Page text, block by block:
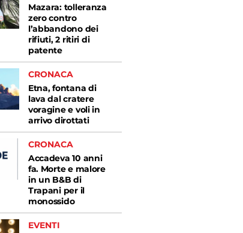
Mazara: tolleranza
zero contro
l’abbandono dei
rifiuti, 2 ritiri di
patente
CRONACA
Etna, fontana di
lava dal cratere
voragine e voli in
arrivo dirottati
CRONACA
Accadeva 10 anni
fa. Morte e malore
in un B&B di
Trapani per il
monossido
EVENTI